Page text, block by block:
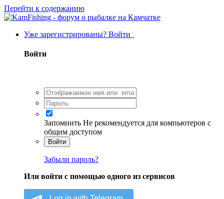
Перейти к содержанию
Уже зарегистрированы? Войти
Войти
Запомнить Не рекомендуется для компьютеров с
общим доступом
Войти
Забыли пароль?
Или войти с помощью одного из сервисов